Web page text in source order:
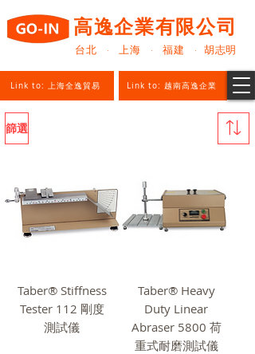
Link to: 上海全逸貿易
高逸企業有限公司
Link to: 越南高逸企業
台北 · 上海 · 福建 · 胡志明
篩選
Taber® Stiffness
Tester 112 剛度
測試儀
Taber® Heavy
Duty Linear
Abraser 5800 荷
重式耐磨測試儀